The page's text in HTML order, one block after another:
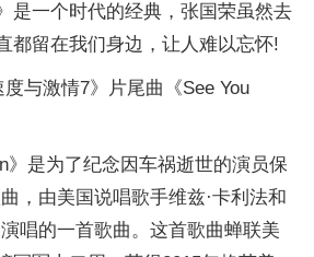
是一个时代的经典，张国荣虽然去
都留在我们身边，让人难以忘怀!
与激情7》片尾曲《See You
》是为了纪念因车祸逝世的演员保
，由美国说唱歌手维兹·卡利法和
唱的一首歌曲。这首歌曲蝉联美